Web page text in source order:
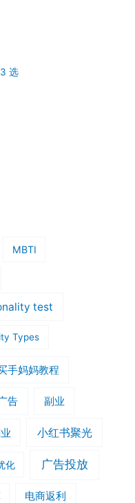
选
MBTI
test
Types
手妈妈教程
告 副业
小红书聚光
化 广告投放
电商返利